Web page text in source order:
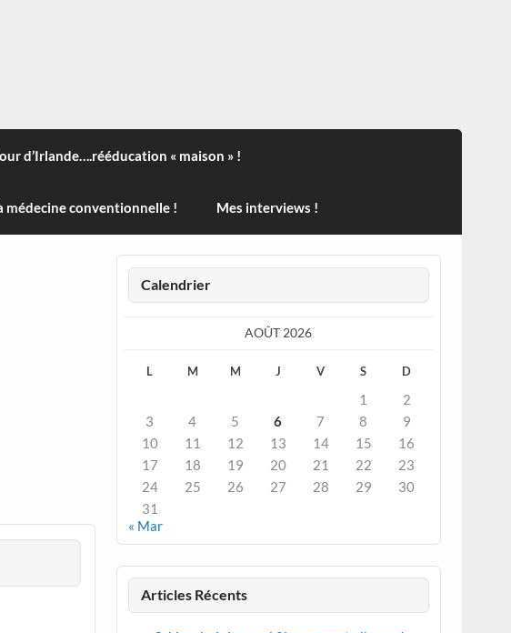
, de l'handisport , des actualités sur la santé, sur les vaccins, de
d’Irlande….rééducation « maison » !
conventionnelle ! Mes interviews !
Calendrier
AOÛT 2026
L M M J V S D
1
2
3
4 5 6 7 8
9
10
11 12 13 14 15
16
17
18 19 20 21 22
23
24
25 26 27 28 29
30
31
« Mar
Articles Récents